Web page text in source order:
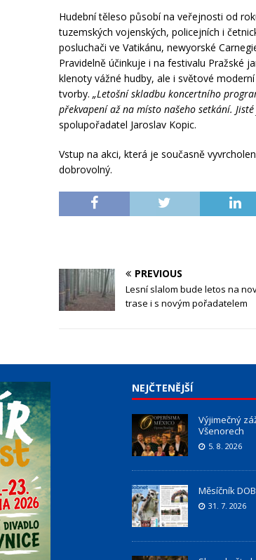
Hudební těleso působí na veřejnosti od
tuzemských vojenských, policejních i
posluchači ve Vatikánu, newyorské
Pravidelně účinkuje i na festivalu Pražské
klenoty vážné hudby, ale i světové
tvorby.„Letošní skladbu koncertního
překvapení až na místo našeho setkání.
spolupořadatel Jaroslav Kopic.
Vstup na akci, která je současně
dobrovolný.
PREVIOUS
Lesní slalom bude letos na
trase i s novým pořadatelem
NEJČTENĚJŠÍ
Výjimečný
Všenorech
5. 8. 2026
Měsíčník
31. 7. 2026